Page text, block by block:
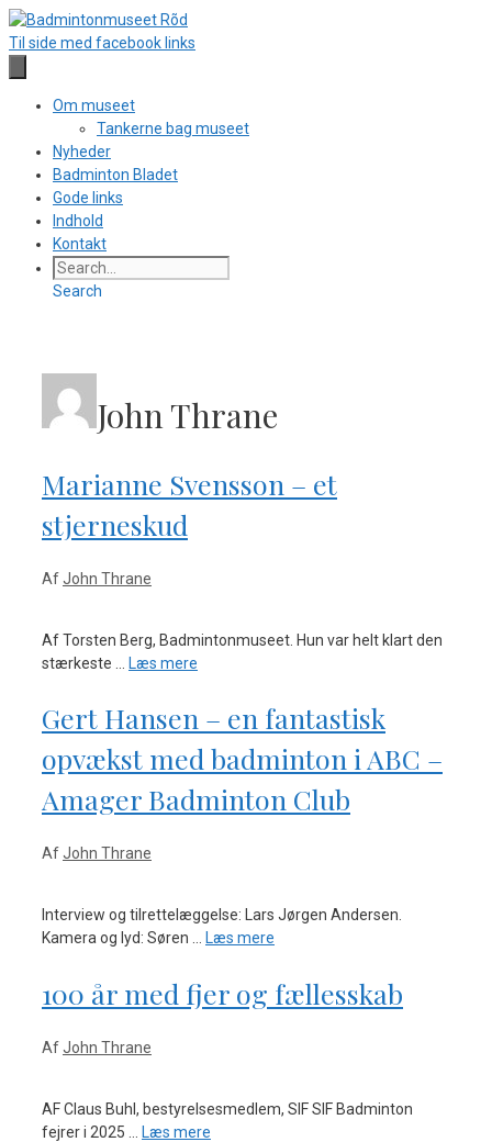
Hop
til
Til side med facebook links
Om museet
Tankerne bag museet
Nyheder
Badminton Bladet
Gode links
Indhold
Kontakt
Search
John Thrane
Marianne Svensson – et
stjerneskud
AfJohn Thrane
Af Torsten Berg, Badmintonmuseet. Hun var helt klart den
stærkeste … Læs mere
Gert Hansen – en fantastisk
opvækst med badminton i ABC –
Amager Badminton Club
AfJohn Thrane
Interview og tilrettelæggelse: Lars Jørgen Andersen.
Kamera og lyd: Søren …
Læs mere
100 år med fjer og fællesskab
AfJohn Thrane
AF Claus Buhl, bestyrelsesmedlem, SIF SIF Badminton
fejrer i 2025 … Læs mere